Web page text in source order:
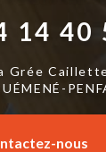
14 40
Grée
nous